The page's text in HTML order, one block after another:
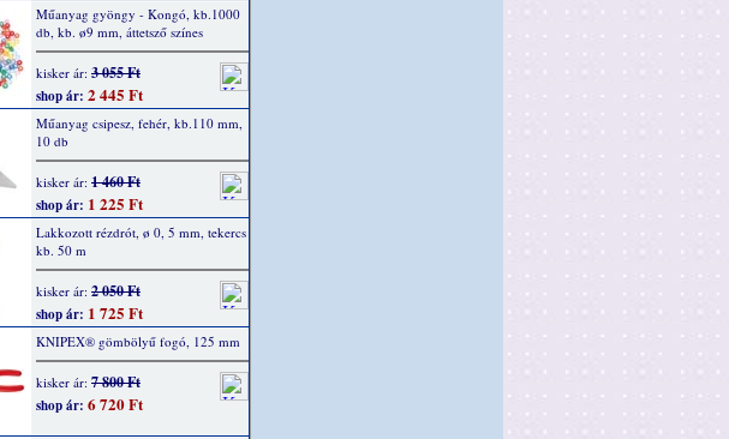
Műanyag gyöngy - Kongó, kb.1000
db, kb. ø9 mm, áttetsző színes
kisker ár: 3 055 Ft
shop ár: 2 445 Ft
Műanyag csipesz, fehér, kb.110 mm,
10 db
kisker ár: 1 460 Ft
shop ár: 1 225 Ft
Lakkozott rézdrót, ø 0, 5 mm, tekercs
kb. 50 m
kisker ár: 2 050 Ft
shop ár: 1 725 Ft
KNIPEX® gömbölyű fogó, 125 mm
kisker ár: 7 800 Ft
shop ár: 6 720 Ft